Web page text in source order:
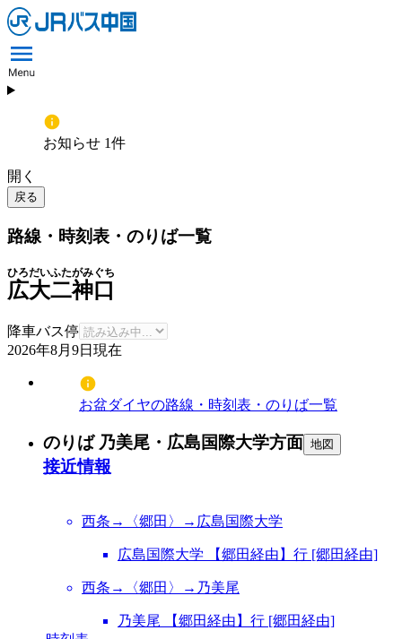
お知らせ 1件
開く
戻る
路線・時刻表・のりば一覧
広大二神口
ひろだいふたがみぐち
降車バス停
2026年8月9日 現在
お盆ダイヤの路線・時刻表・のりば一覧
のりば 乃美尾・広島国際大学方面 地図
接近情報
西条→〈郷田〉→広島国際大学
広島国際大学 【郷田経由】行 [郷田経由]
西条→〈郷田〉→乃美尾
乃美尾 【郷田経由】行 [郷田経由]